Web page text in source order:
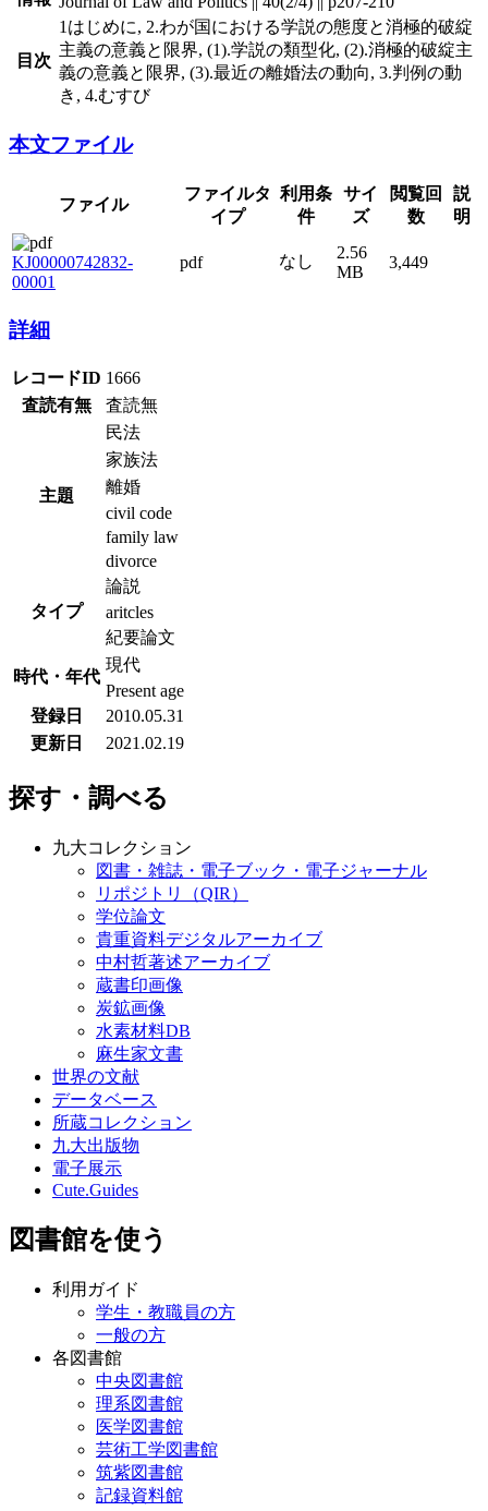
目次
1はじめに, 2.わが国における学説の態度と消極的破綻
主義の意義と限界, (1).学説の類型化, (2).消極的破綻主
義の意義と限界, (3).最近の離婚法の動向, 3.判例の動
き, 4.むすび
本文ファイル
ファイル
ファイルタ
イプ
利用条
件
サイズ
閲覧回
数
説
明
KJ00000742832-
00001
なし
2.56
MB
3,449
査読有無
査読無
民法
家族法
離婚
civil code
family law
divorce
論説
aritcles
紀要論文
現代
Present age
2010.05.31
更新日
2021.02.19
探す・調べる
図書・雑誌・電子ブック・電子ジャーナル
リポジトリ（QIR）
学位論文
貴重資料デジタルアーカイブ
中村哲著述アーカイブ
蔵書印画像
炭鉱画像
水素材料DB
麻生家文書
世界の文献
データベース
所蔵コレクション
九大出版物
電子展示
Cute.Guides
図書館を使う
学生・教職員の方
一般の方
各図書館
中央図書館
理系図書館
医学図書館
芸術工学図書館
筑紫図書館
記録資料館